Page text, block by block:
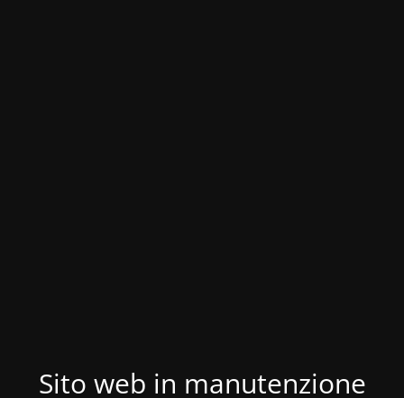
Sito web in manutenzione